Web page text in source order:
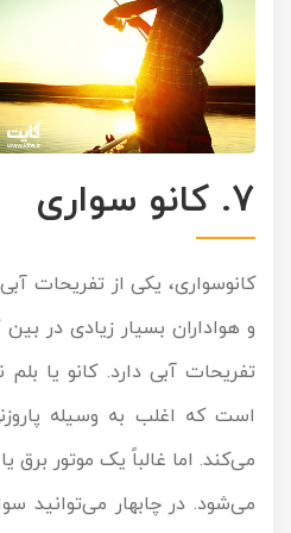
7. کانو سواری
کانوسواری، یکی از تفریحات
و هواداران بسیار زیادی در
تفریحات آبی دارد. کانو یا
است که اغلب به وسیله
می‌کند. اما غالباً یک موتور برق
می‌شود. در چابهار می‌توانید